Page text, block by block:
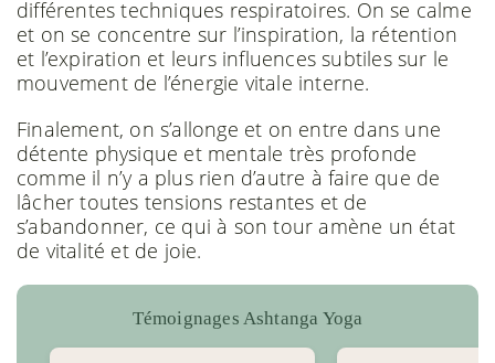
différentes techniques respiratoires. On se calme
et on se concentre sur l’inspiration, la rétention
et l’expiration et leurs influences subtiles sur le
mouvement de l’énergie vitale interne.
Finalement, on s’allonge et on entre dans une
détente physique et mentale très profonde
comme il n’y a plus rien d’autre à faire que de
lâcher toutes tensions restantes et de
s’abandonner, ce qui à son tour amène un état
de vitalité et de joie.
Témoignages Ashtanga Yoga